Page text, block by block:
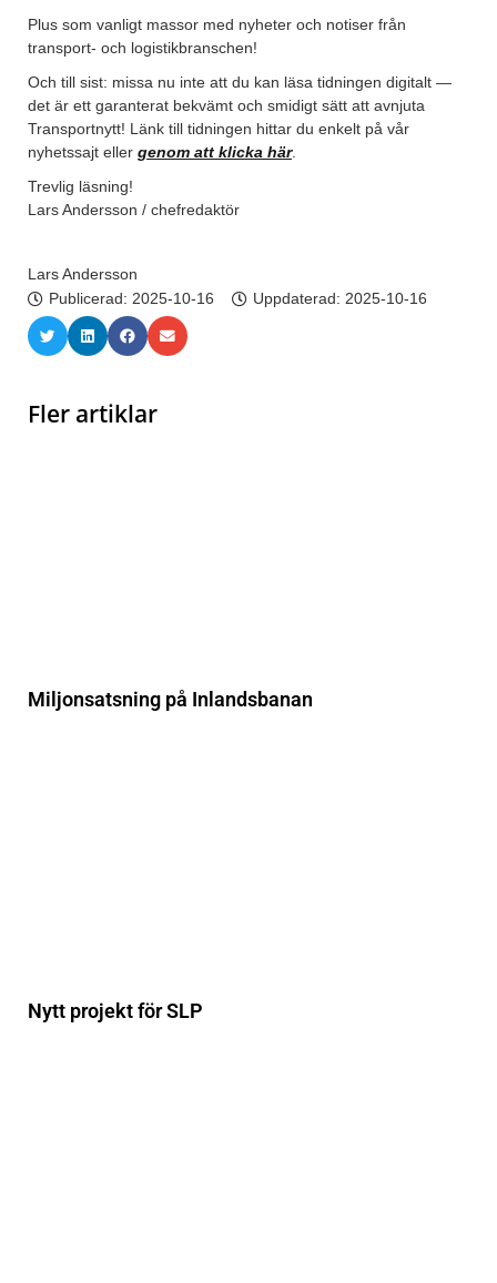
Plus som vanligt massor med nyheter och notiser från
transport- och logistikbranschen!
Och till sist: missa nu inte att du kan läsa tidningen digitalt —
det är ett garanterat bekvämt och smidigt sätt att avnjuta
Transportnytt! Länk till tidningen hittar du enkelt på vår
nyhetssajt eller genom att klicka här.
Trevlig läsning!
Lars Andersson / chefredaktör
Lars Andersson
Publicerad: 2025-10-16 Uppdaterad: 2025-10-16
Fler artiklar
Miljonsatsning på Inlandsbanan
Nytt projekt för SLP